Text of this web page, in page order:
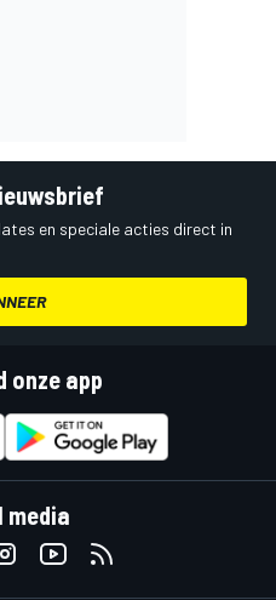
en speciale acties direct in
onze app
media